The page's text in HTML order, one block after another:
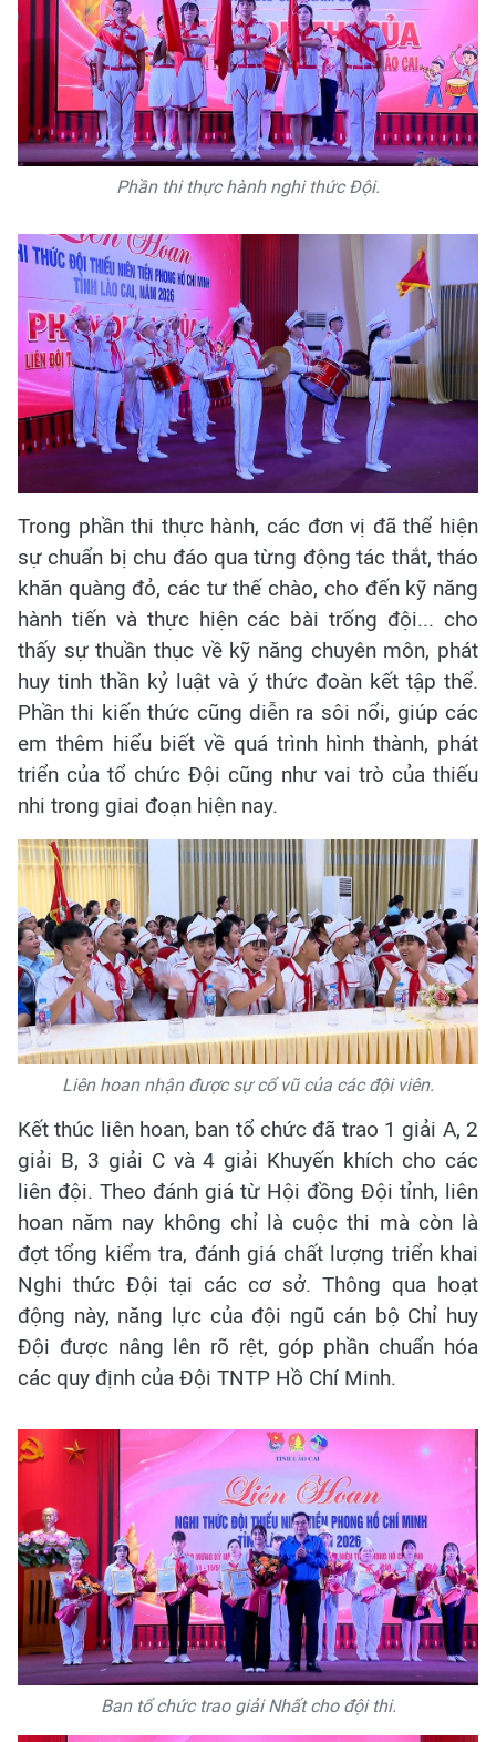
Phần thi thực hành nghi thức Đội.
Trong phần thi thực hành, các đơn vị đã thể hiện
sự chuẩn bị chu đáo qua từng động tác thắt, tháo
khăn quàng đỏ, các tư thế chào, cho đến kỹ năng
hành tiến và thực hiện các bài trống đội... cho
thấy sự thuần thục về kỹ năng chuyên môn, phát
huy tinh thần kỷ luật và ý thức đoàn kết tập thể.
Phần thi kiến thức cũng diễn ra sôi nổi, giúp các
em thêm hiểu biết về quá trình hình thành, phát
triển của tổ chức Đội cũng như vai trò của thiếu
nhi trong giai đoạn hiện nay.
Liên hoan nhận được sự cổ vũ của các đội viên.
Kết thúc liên hoan, ban tổ chức đã trao 1 giải A, 2
giải B, 3 giải C và 4 giải Khuyến khích cho các
liên đội. Theo đánh giá từ Hội đồng Đội tỉnh, liên
hoan năm nay không chỉ là cuộc thi mà còn là
đợt tổng kiểm tra, đánh giá chất lượng triển khai
Nghi thức Đội tại các cơ sở. Thông qua hoạt
động này, năng lực của đội ngũ cán bộ Chỉ huy
Đội được nâng lên rõ rệt, góp phần chuẩn hóa
các quy định của Đội TNTP Hồ Chí Minh.
Ban tổ chức trao giải Nhất cho đội thi.